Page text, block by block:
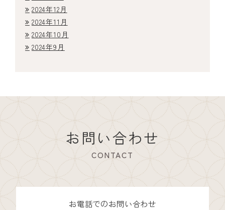
2024年12月
2024年11月
2024年10月
2024年9月
お問い合わせ
CONTACT
お電話でのお問い合わせ